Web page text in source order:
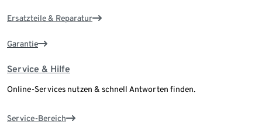
Ersatzteile & Reparatur
Garantie
Service & Hilfe
Online-Services nutzen & schnell Antworten finden.
Service-Bereich